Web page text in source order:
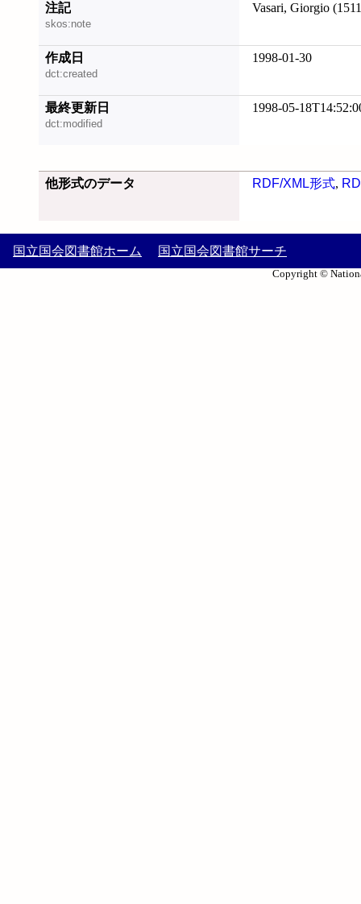
注記
skos:note
Vasari, Giorgio
作成日
dct:created
1998-01-30
最終更新日
dct:modified
1998-05-
他形式のデータ RDF/XML形式,
国立国会図書館ホーム 国立国会図書館サーチ
Copyright ©